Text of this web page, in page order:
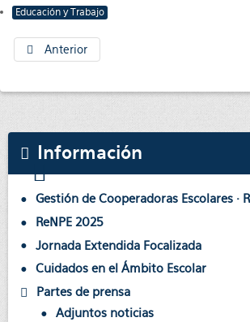
Educación y Trabajo
Anterior
Información
Gestión de Cooperadoras Escolares ·
ReNPE 2025
Jornada Extendida Focalizada
Cuidados en el Ámbito Escolar
Partes de prensa
Adjuntos noticias